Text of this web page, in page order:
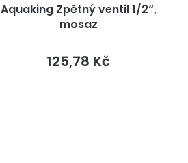
Aquaking Zpětný ventil 1/2“,
mosaz
125,78 Kčcena: